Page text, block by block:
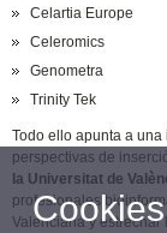
Celartia Europe
Celeromics
Genometra
Trinity Tek
Todo ello apunta a
perspectivas de
la Universitat de
profesionales
Valenciana y estrechar